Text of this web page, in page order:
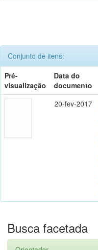
Conjunto de itens:
Pré-
visualização
Data do
documento
20-fev-2017
Busca facetada